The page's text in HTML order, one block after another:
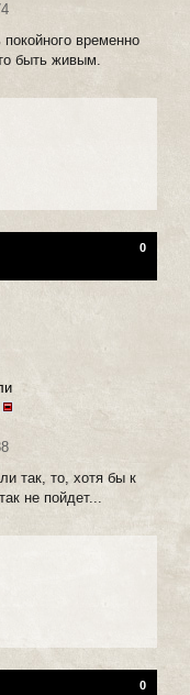
временно
быть живым.
0
так, то, хотя бы к
не пойдет...
0